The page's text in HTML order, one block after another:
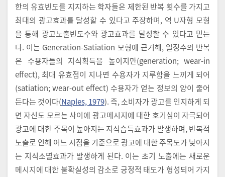
한의 유효빈도를 지지하는 학자들은 제한된 반복 횟수를 가지고
최대의 광고효과를 달성할 수 있다고 주장하며, 역 U자형 모형
을 통해 광고노출빈도수와 광고효과를 달성할 수 있다고 믿는
다. 이는 Generation-Satiation 모형에 근거해, 일정수의 반복
은 수용자들의 지식획득을 높이지만(generation; wear-in
effect), 최대 유효점이 지나면 수용자가 지루함을 느끼게 되어
(satiation; wear-out effect) 수용자가 얻는 정보의 양이 줄어
든다는 것이다(Naples, 1979). 즉, 소비자가 광고를 인지하게 되
면 자신도 모르는 사이에 광고메시지에 대한 호기심이 자극되어
광고에 대한 주목이 높아지는 지식습득효과가 발생하며, 반복적
노출로 인해 어느 시점을 기준으로 광고에 대한 주목도가 낮아지
는 지식소멸효과가 발생하게 된다. 이는 초기 노출에는 새로운
메시지에 대한 불확실성의 감소로 긍정적 태도가 형성되어 가지